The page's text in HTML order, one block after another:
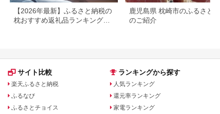
【2026年最新】ふるさと納税の
枕おすすめ返礼品ランキング｜
鹿児島県 枕崎市のふるさと
のご紹介
サイト比較
楽天ふるさと納税
ふるなび
ふるさとチョイス
ランキングから探す
人気ランキング
還元率ランキング
家電ランキング